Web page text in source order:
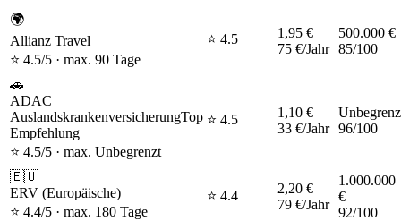
🌍
Allianz Travel
⭐ 4.5/5 · max. 90 Tage
⭐ 4.5
1,95 €
75 €/Jahr
500.000 €
85/100
🚗
ADAC
AuslandskrankenversicherungTop
Empfehlung
⭐ 4.5/5 · max. Unbegrenzt
⭐ 4.5
1,10 €
33 €/Jahr 96/100
🇪🇺
ERV (Europäische)
⭐ 4.4/5 · max. 180 Tage
⭐ 4.4
2,20 €
79 €/Jahr
1.000.000
€
92/100